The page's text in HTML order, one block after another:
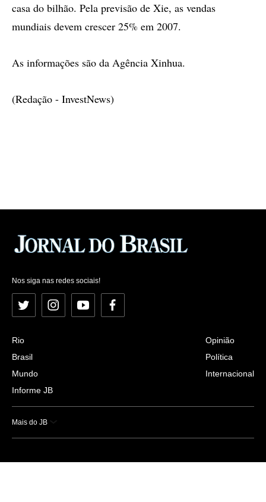
casa do bilhão. Pela previsão de Xie, as vendas
mundiais devem crescer 25% em 2007.
As informações são da Agência Xinhua.
(Redação - InvestNews)
Nos siga nas redes sociais!
Twitter InstagramYouTubeFacebook
Rio
Brasil
Mundo
Informe JB
Opinião
Política
Internacional
Mais do JB
Esportes